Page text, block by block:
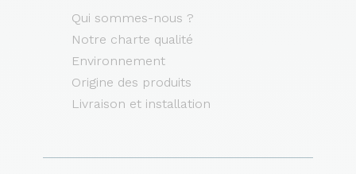
Qui sommes-nous ?
Notre charte qualité
Environnement
Origine des produits
Livraison et installation